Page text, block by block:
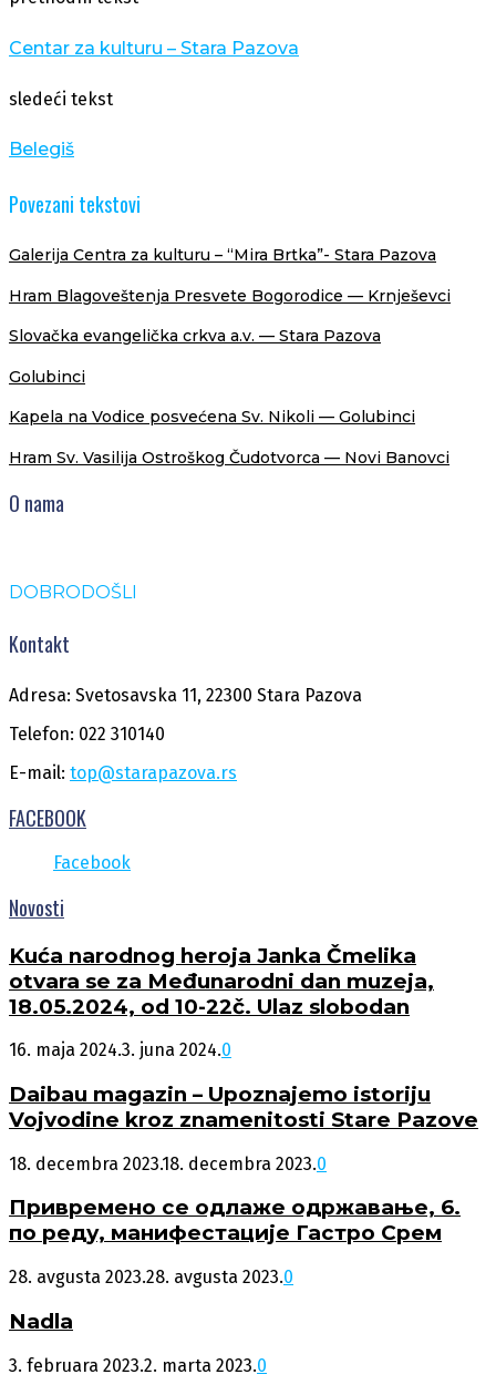
Centar za kulturu – Stara Pazova
sledeći tekst
Belegiš
Povezani tekstovi
Galerija Centra za kulturu – “Mira Brtka”- Stara Pazova
Hram Blagoveštenja Presvete Bogorodice — Krnješevci
Slovačka evangelička crkva a.v. — Stara Pazova
Golubinci
Kapela na Vodice posvećena Sv. Nikoli — Golubinci
Hram Sv. Vasilija Ostroškog Čudotvorca — Novi Banovci
O nama
DOBRODOŠLI
Kontakt
Adresa: Svetosavska 11, 22300 Stara Pazova
Telefon: 022 310140
E-mail: top@starapazova.rs
FACEBOOK
Facebook
Novosti
Kuća narodnog heroja Janka Čmelika
otvara se za Međunarodni dan muzeja,
18.05.2024, od 10-22č. Ulaz slobodan
16. maja 2024.3. juna 2024.0
Daibau magazin – Upoznajemo istoriju
Vojvodine kroz znamenitosti Stare Pazove
18. decembra 2023.18. decembra 2023.0
Привремено се одлаже одржавање, 6.
по реду, манифестације Гастро Срем
28. avgusta 2023.28. avgusta 2023.0
Nadla
3. februara 2023.2. marta 2023.0